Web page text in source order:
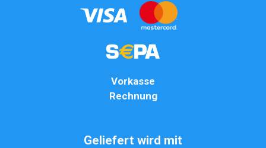
Vorkasse
Rechnung
Geliefert wird mit